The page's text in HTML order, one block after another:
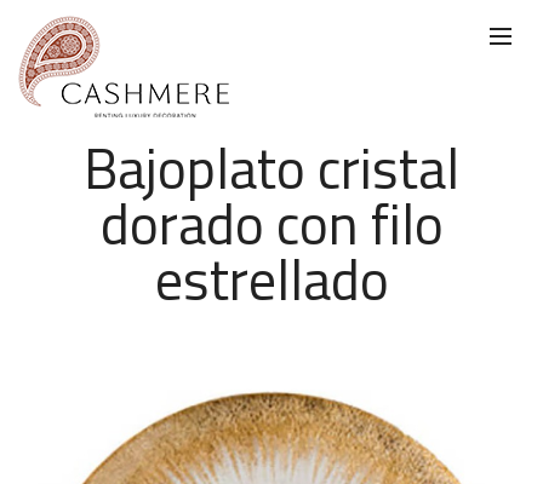
Bajoplato cristal
dorado con filo
estrellado